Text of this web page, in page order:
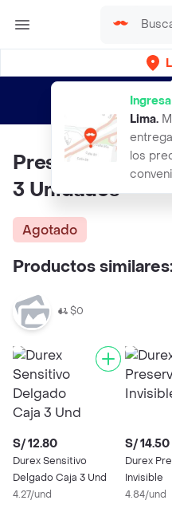
Lima.
los
envíos gratis
Preservativo
3 Unidades
Agotado
Productos similares:
$0
S/ 12.80
Durex Sensitivo
Delgado Caja 3 Und
4.27/und
S/ 14.50
Durex
Invisible
4.84/und